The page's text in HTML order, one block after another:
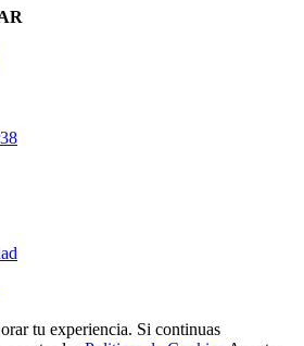
38
tu experiencia. Si continuas